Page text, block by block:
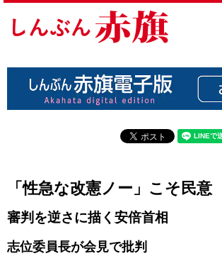
「性急な改憲ノー」こそ民意
審判を逆さに描く安倍首相
志位委員長が会見で批判